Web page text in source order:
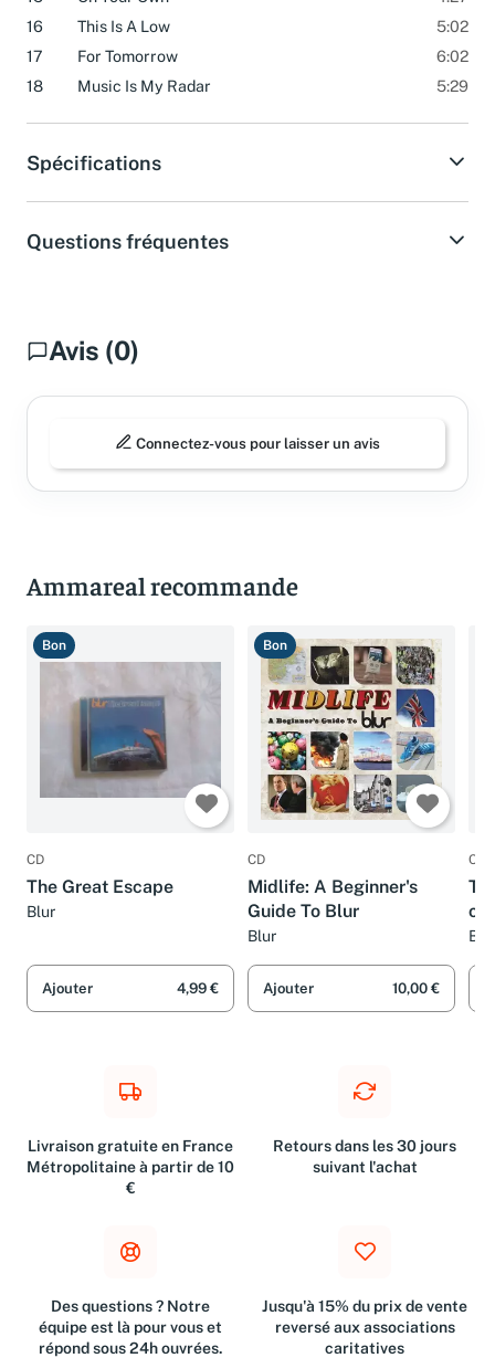
16
This Is A Low
5:02
17
For Tomorrow
6:02
18
Music Is My Radar 5:29
Spécifications
Questions fréquentes
Avis (0)
Connectez-vous pour laisser un avis
Ammareal recommande
Bon
CD
The Great Escape
Blur
Ajouter 4,99 €
Bon
CD
Midlife: A Beginner's
Guide To Blur
Blur
Ajouter 10,00 €
CD
Livraison gratuite en France
Métropolitaine à partir de 10
€
Retours dans les 30 jours
suivant l'achat
Des questions ? Notre
équipe est là pour vous et
répond sous 24h ouvrées.
Jusqu'à 15% du prix de vente
reversé aux associations
caritatives